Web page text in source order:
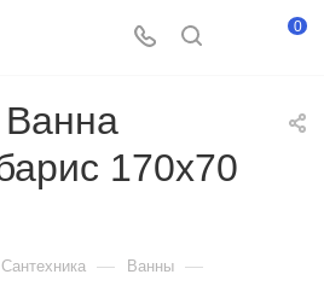
0
170х70
Сантехника — Ванны —